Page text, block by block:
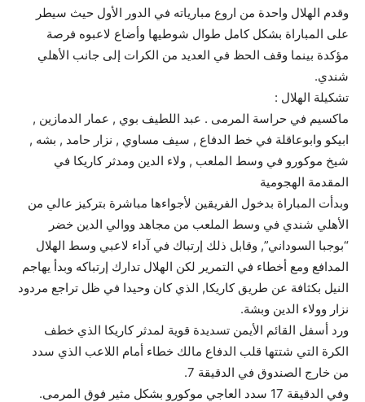
وقدم الهلال واحدة من اروع مبارياته في الدور الأول حيث سيطر
على المباراة بشكل كامل طوال شوطيها وأضاع لاعبوه فرصة
مؤكدة بينما وقف الحظ في العديد من الكرات إلى جانب الأهلي
شندي.
تشكيلة الهلال :
ماكسيم في حراسة المرمى . عبد اللطيف بوي , عمار الدمازين ,
ابيكو وابوعاقلة في خط الدفاع , سيف مساوي , نزار حامد , بشه ,
شيخ موكورو في وسط الملعب , ولاء الدين ومدثر كاريكا في
المقدمة الهجومية
وبدأت المباراة بدخول الفريقين لأجواءها مباشرة بتركيز عالي من
الأهلي شندي في وسط الملعب من مجاهد ووالي الدين خضر
“بوجبا السوداني”, وقابل ذلك إرتباك في آداء لاعبي وسط الهلال
المدافع ومع أخطاء في التمرير لكن الهلال تدارك إرتباكه وبدأ يهاجم
النيل بكثافة عن طريق كاريكا, الذي كان وحيدا في ظل تراجع مردود
نزار وولاء الدين وبشة.
ورد أسفل القائم الأيمن تسديدة قوية لمدثر كاريكا الذي خطف
الكرة التي شتتها قلب الدفاع مالك خطاء أمام اللاعب الذي سدد
من خارج الصندوق في الدقيقة 7.
وفي الدقيقة 17 سدد العاجي موكورو بشكل مثير فوق المرمى.